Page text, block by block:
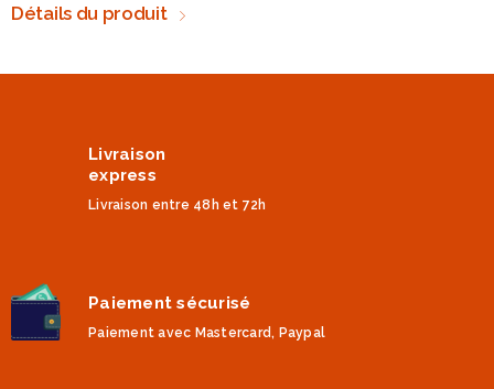
Détails du produit
Livraison
express
Livraison entre 48h et 72h
Paiement sécurisé
Paiement avec Mastercard, Paypal